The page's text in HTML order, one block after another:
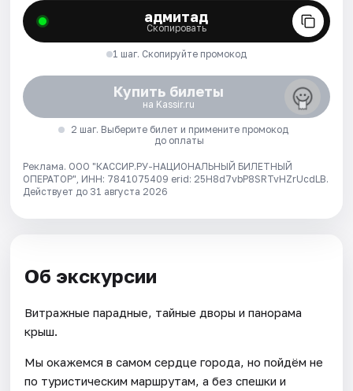
адмитад
Скопировать
1 шаг. Скопируйте промокод
Купить билеты
на Kassir.ru
2 шаг. Выберите билет и примените промокод
до оплаты
Реклама. ООО "КАССИР.РУ-НАЦИОНАЛЬНЫЙ БИЛЕТНЫЙ
ОПЕРАТОР", ИНН: 7841075409 erid: 25H8d7vbP8SRTvHZrUcdLB.
Действует до 31 августа 2026
Об экскурсии
Витражные парадные, тайные дворы и панорама
крыш.
Мы окажемся в самом сердце города, но пойдём не
по туристическим маршрутам, а без спешки и